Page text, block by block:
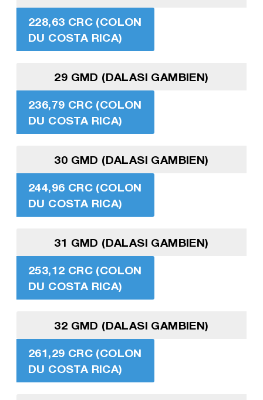
228,63 CRC (COLON
DU COSTA RICA)
29 GMD (DALASI GAMBIEN)
236,79 CRC (COLON
DU COSTA RICA)
30 GMD (DALASI GAMBIEN)
244,96 CRC (COLON
DU COSTA RICA)
31 GMD (DALASI GAMBIEN)
253,12 CRC (COLON
DU COSTA RICA)
32 GMD (DALASI GAMBIEN)
261,29 CRC (COLON
DU COSTA RICA)